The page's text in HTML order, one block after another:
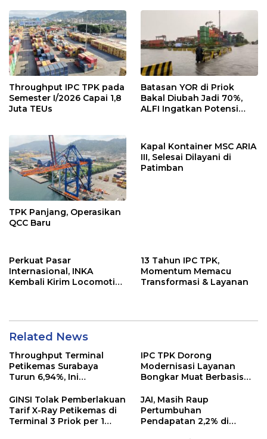
Throughput IPC TPK pada
Semester I/2026 Capai 1,8
Juta TEUs
Batasan YOR di Priok
Bakal Diubah Jadi 70%,
ALFI Ingatkan Potensi
TPK Panjang, Operasikan
QCC Baru
Kapal Kontainer MSC ARIA
III, Selesai Dilayani di
Patimban
Perkuat Pasar
Internasional, INKA
Kembali Kirim Locomotive
13 Tahun IPC TPK,
Momentum Memacu
Transformasi & Layanan
Related News
Throughput Terminal
Petikemas Surabaya
Turun 6,94%, Ini
IPC TPK Dorong
Modernisasi Layanan
Bongkar Muat Berbasis
GINSI Tolak Pemberlakuan
Tarif X-Ray Petikemas di
Terminal 3 Priok per 1
JAI, Masih Raup
Pertumbuhan
Pendapatan 2,2% di